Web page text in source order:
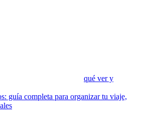
qué ver y
guía completa para organizar tu viaje,